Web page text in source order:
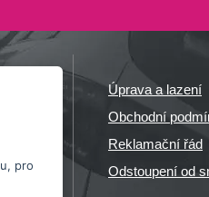
, pro
Úprava a lazení
Obchodní
Reklamační řád
Odstoupení od